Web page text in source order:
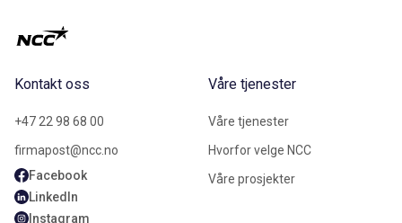
Kontakt oss
+47 22 98 68 00
firmapost@ncc.no
Facebook
LinkedIn
Instagram
Våre tjenester
Våre tjenester
Hvorfor velge NCC
Våre prosjekter